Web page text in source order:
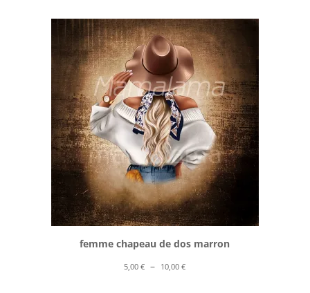
prix :
5,00 €
à
10,00 €
femme chapeau de dos marron
5,00€ – 10,00€Plage